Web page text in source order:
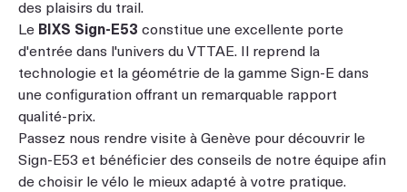
des plaisirs du trail.
Le BIXS Sign-E53 constitue une excellente porte
d'entrée dans l'univers du VTTAE. Il reprend la
technologie et la géométrie de la gamme Sign-E dans
une configuration offrant un remarquable rapport
qualité-prix.
Passez nous rendre visite à Genève pour découvrir le
Sign-E53 et bénéficier des conseils de notre équipe afin
de choisir le vélo le mieux adapté à votre pratique.